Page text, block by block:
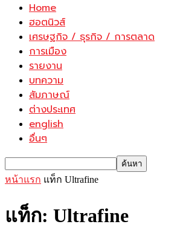
Home
ฮอตนิวส์
เศรษฐกิจ / ธุรกิจ / การตลาด
การเมือง
รายงาน
บทความ
สัมภาษณ์
ต่างประเทศ
english
อื่นๆ
หน้าแรก แท็ก Ultrafine
แท็ก: Ultrafine